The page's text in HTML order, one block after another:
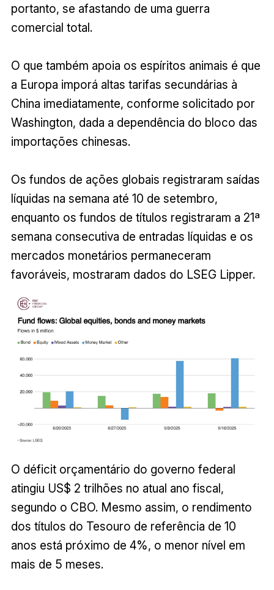
portanto, se afastando de uma guerra
comercial total.
O que também apoia os espíritos animais é que
a Europa imporá altas tarifas secundárias à
China imediatamente, conforme solicitado por
Washington, dada a dependência do bloco das
importações chinesas.
Os fundos de ações globais registraram saídas
líquidas na semana até 10 de setembro,
enquanto os fundos de títulos registraram a 21ª
semana consecutiva de entradas líquidas e os
mercados monetários permaneceram
favoráveis, mostraram dados do LSEG Lipper.
O déficit orçamentário do governo federal
atingiu US$ 2 trilhões no atual ano fiscal,
segundo o CBO. Mesmo assim, o rendimento
dos títulos do Tesouro de referência de 10
anos está próximo de 4%, o menor nível em
mais de 5 meses.